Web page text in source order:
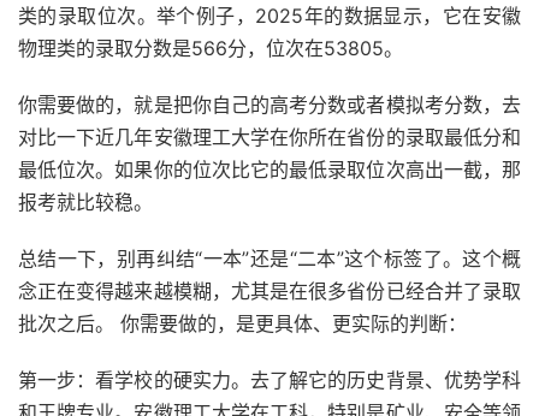
类的录取位次。举个例子，2025年的数据显示，它在安徽
物理类的录取分数是566分，位次在53805。
你需要做的，就是把你自己的高考分数或者模拟考分数，去
对比一下近几年安徽理工大学在你所在省份的录取最低分和
最低位次。如果你的位次比它的最低录取位次高出一截，那
报考就比较稳。
总结一下，别再纠结“一本”还是“二本”这个标签了。这个概
念正在变得越来越模糊，尤其是在很多省份已经合并了录取
批次之后。 你需要做的，是更具体、更实际的判断：
第一步：看学校的硬实力。去了解它的历史背景、优势学科